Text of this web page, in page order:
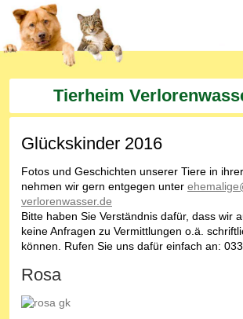
Tierheim
Glückskinder 2016
Fotos und Geschichten unserer Tiere in
nehmen wir gern entgegen unter
verlorenwasser.de
Bitte haben Sie Verständnis dafür, dass wir
keine Anfragen zu Vermittlungen o.ä.
können. Rufen Sie uns dafür einfach an:
Rosa